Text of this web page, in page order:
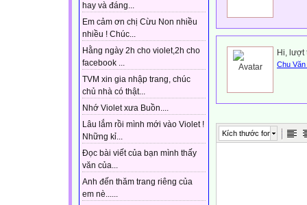
hay và đáng...
Em cảm ơn chị Cừu Non nhiều
nhiều ! Chúc...
Hằng ngày 2h cho violet,2h cho
facebook ...
TVM xin gia nhập trang, chúc
chủ nhà có thật...
Nhớ Violet xưa Buồn....
Lâu lắm rồi mình mới vào Violet !
Những kỉ...
Đọc bài viết của bạn mình thấy
văn của...
Anh đến thăm trang riêng của
em nè......
Hi, lượt
Chu
Kích thước font